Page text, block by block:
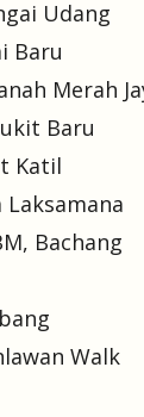
Udang
Baru
Merah
Baru
Katil
Bachang
Walk